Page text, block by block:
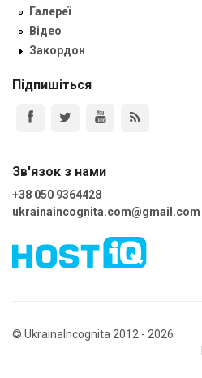
Галереї
Відео
Закордон
Підпишіться
Зв'язок з нами
+38 050 9364428
ukrainaincognita.com@gmail.com
© UkrainaIncognita 2012 - 2026